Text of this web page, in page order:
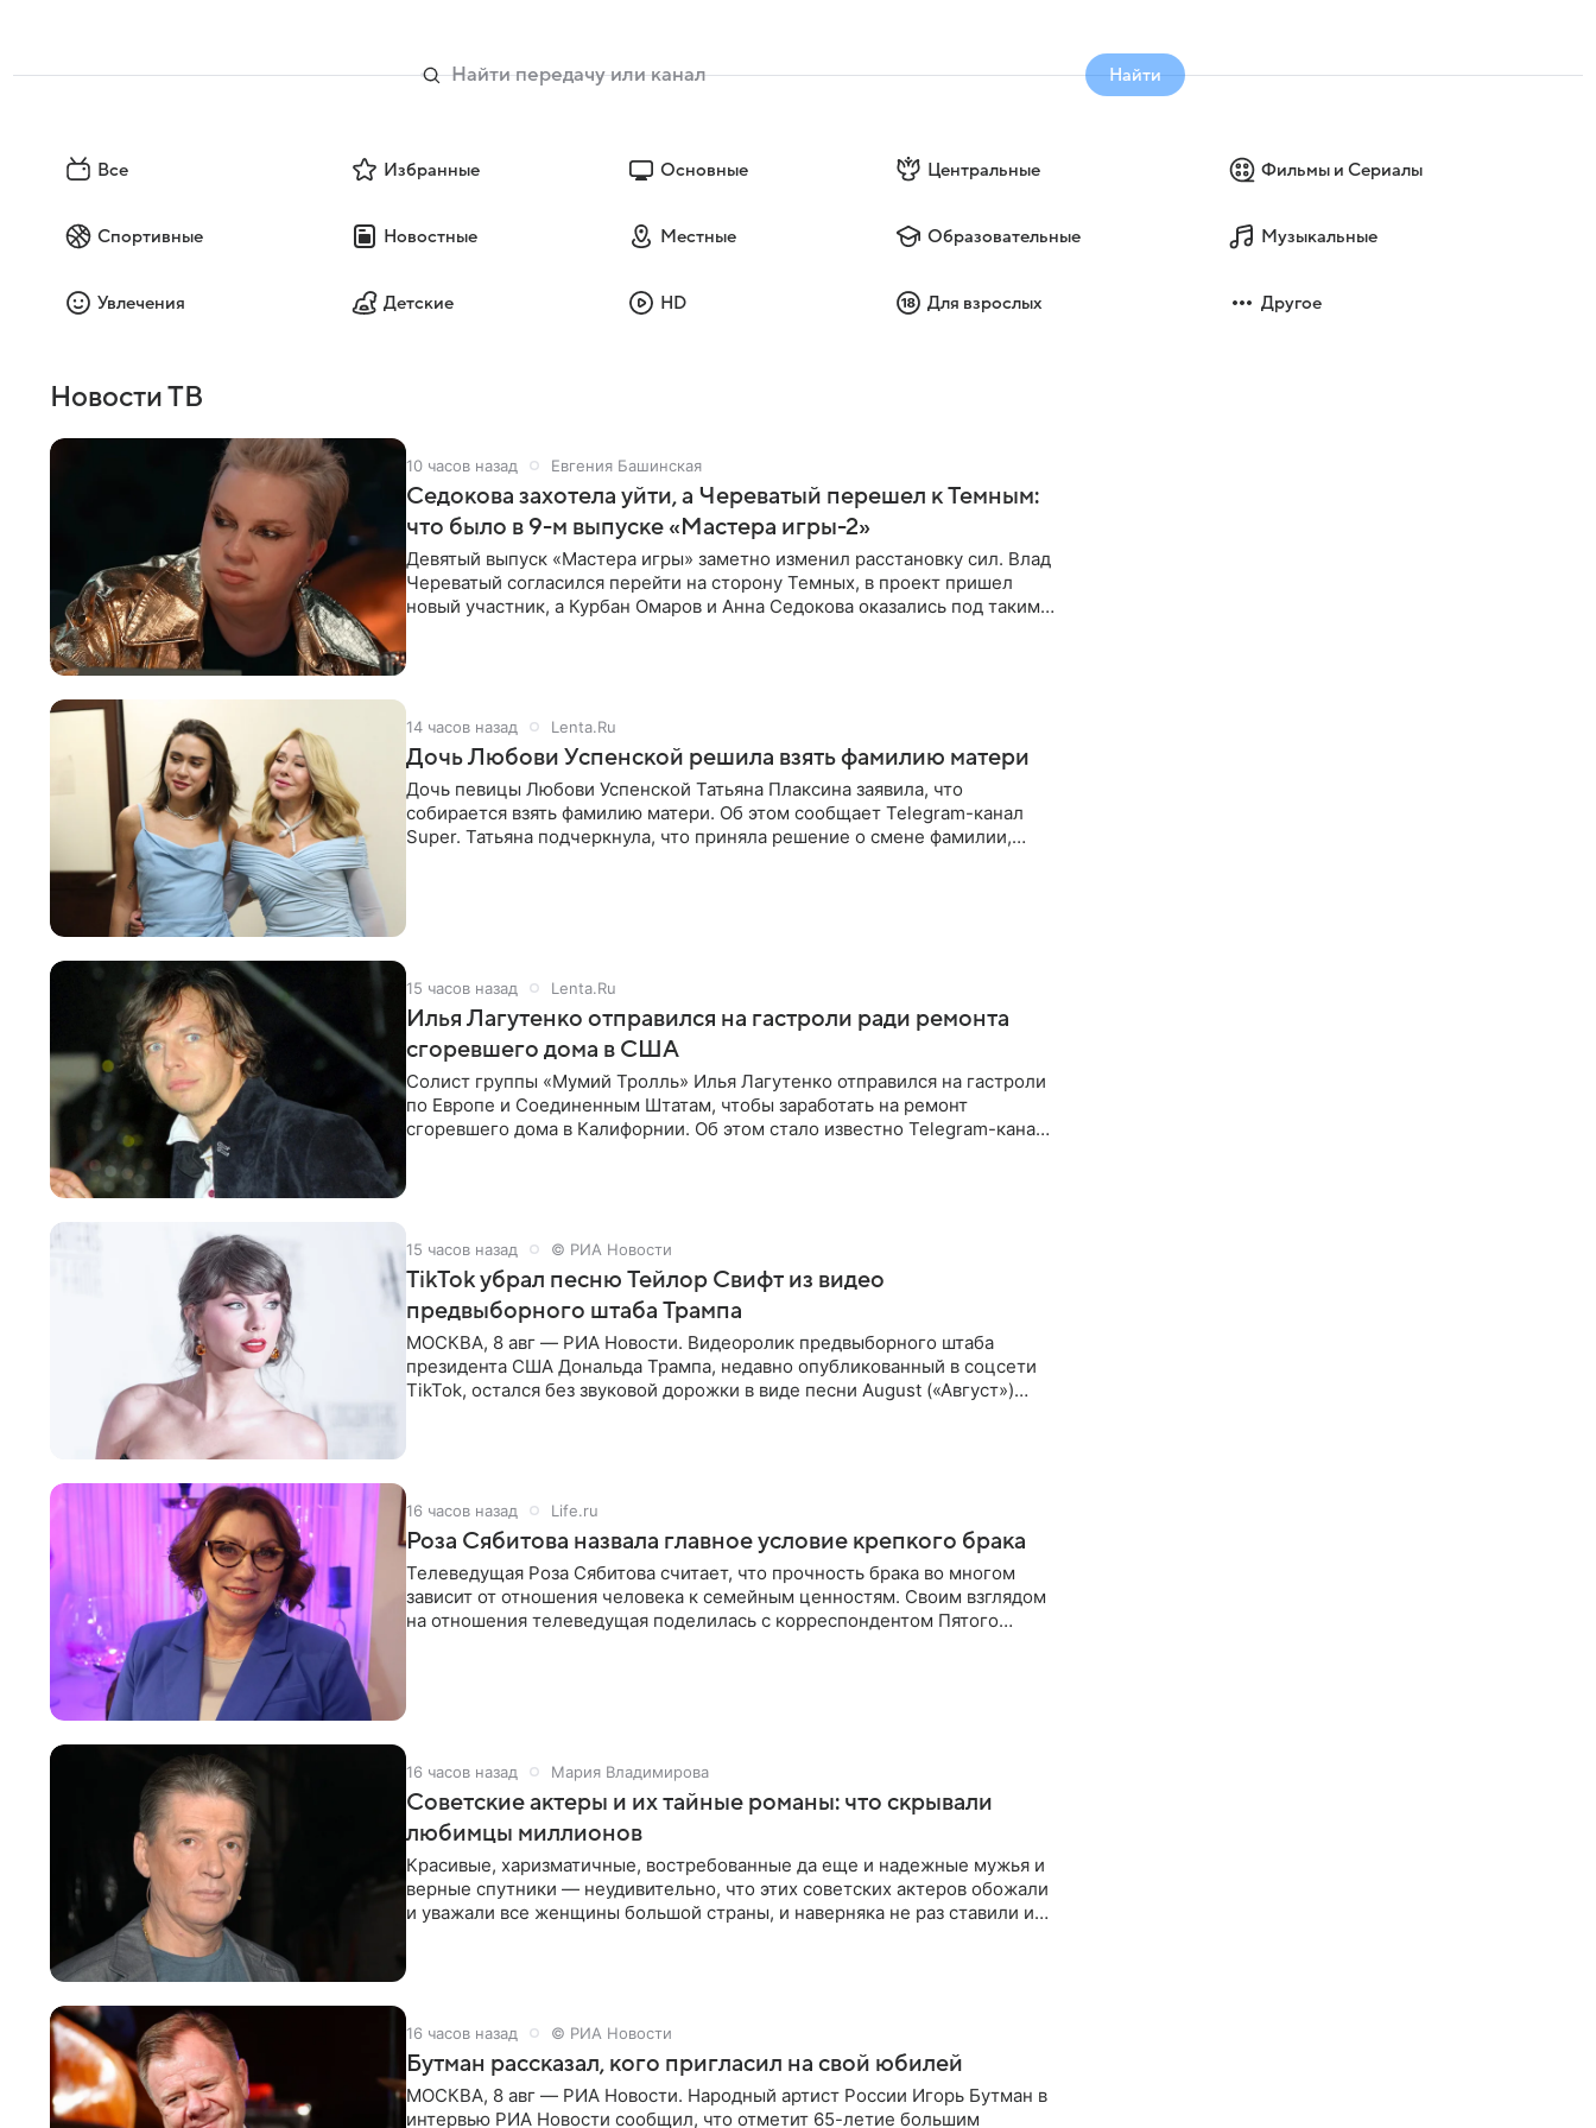
Найти
Все Избранные Основные Центральные Фильмы и Сериалы
Спортивные Новостные Местные Образовательные Музыкальные
Увлечения Детские HD Для взрослых Другое
Новости ТВ
10 часов назад Евгения Башинская
Седокова захотела уйти, а Череватый перешел к Темным:
что было в 9-м выпуске «Мастера игры-2»
Девятый выпуск «Мастера игры» заметно изменил расстановку сил. Влад
Череватый согласился перейти на сторону Темных, в проект пришел
новый участник, а Курбан Омаров и Анна Седокова оказались под таким
14 часов назад Lenta.Ru
Дочь Любови Успенской решила взять фамилию матери
Дочь певицы Любови Успенской Татьяна Плаксина заявила, что
собирается взять фамилию матери. Об этом сообщает Telegram-канал
Super. Татьяна подчеркнула, что приняла решение о смене фамилии,
15 часов назад Lenta.Ru
Илья Лагутенко отправился на гастроли ради ремонта
сгоревшего дома в США
Солист группы «Мумий Тролль» Илья Лагутенко отправился на гастроли
по Европе и Соединенным Штатам, чтобы заработать на ремонт
сгоревшего дома в Калифорнии. Об этом стало известно Telegram-каналу
15 часов назад © РИА Новости
TikTok убрал песню Тейлор Свифт из видео
предвыборного штаба Трампа
МОСКВА, 8 авг — РИА Новости. Видеоролик предвыборного штаба
президента США Дональда Трампа, недавно опубликованный в соцсети
TikTok, остался без звуковой дорожки в виде песни August («Август»)
16 часов назад Life.ru
Роза Сябитова назвала главное условие крепкого брака
Телеведущая Роза Сябитова считает, что прочность брака во многом
зависит от отношения человека к семейным ценностям. Своим взглядом
на отношения телеведущая поделилась с корреспондентом Пятого
16 часов назад Мария Владимирова
Советские актеры и их тайные романы: что скрывали
любимцы миллионов
Красивые, харизматичные, востребованные да еще и надежные мужья и
верные спутники — неудивительно, что этих советских актеров обожали
и уважали все женщины большой страны, и наверняка не раз ставили их
16 часов назад © РИА Новости
Бутман рассказал, кого пригласил на свой юбилей
МОСКВА, 8 авг — РИА Новости. Народный артист России Игорь Бутман в
интервью РИА Новости сообщил, что отметит 65-летие большим